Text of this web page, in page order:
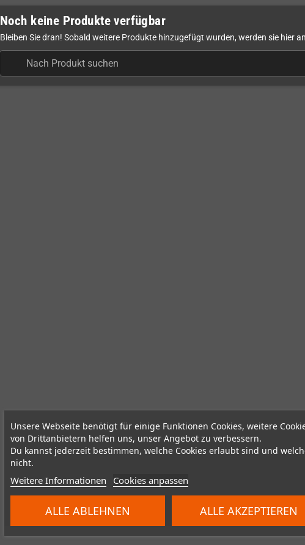
Unsere Webseite benötigt für einige Funktionen Cookies, weitere
von Drittanbietern helfen uns, unser Angebot zu verbessern.
Du kannst jederzeit bestimmen, welche Cookies erlaubt sind und
nicht.
Weitere Informationen Cookies anpassen
ALLE ABLEHNEN ALLE AKZEPTIEREN
Noch keine Produkte verfügbar
Bleiben Sie dran! Sobald weitere Produkte hinzugefügt wurden, werden sie hier